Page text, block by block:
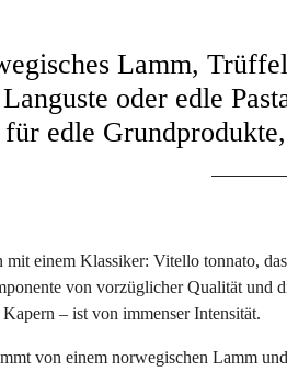
Lamm,
oder edle
edle
mit einem Klassiker: Vitello tonnato,
von vorzüglicher Qualität und
– ist von immenser Intensität.
von einem norwegischen Lamm